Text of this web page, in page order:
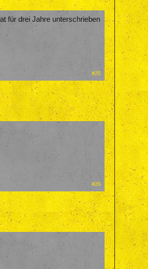
für drei Jahre unterschrieben
#25
#26